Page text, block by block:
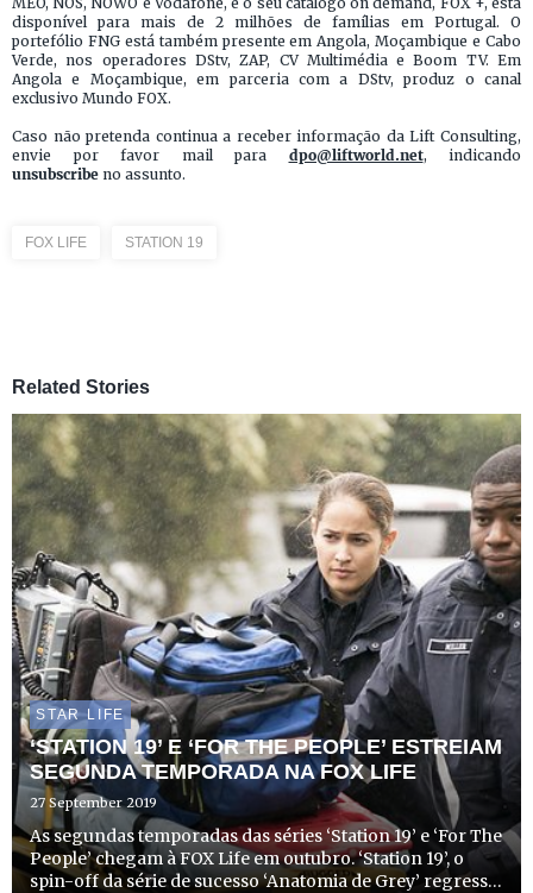
disponível para mais de 2 milhões de famílias em Portugal. O
portefólio FNG está também presente em Angola, Moçambique e Cabo
Verde, nos operadores DStv, ZAP, CV Multimédia e Boom TV. Em
Angola e Moçambique, em parceria com a DStv, produz o canal
exclusivo Mundo FOX.
Caso não pretenda continua a receber informação da Lift Consulting,
envie por favor mail para dpo@liftworld.net, indicando
unsubscribe no assunto.
FOX LIFE STATION 19
Related Stories
STAR LIFE
‘STATION 19’ E ‘FOR THE PEOPLE’ ESTREIAM
SEGUNDA TEMPORADA NA FOX LIFE
27 September 2019
As segundas temporadas das séries ‘Station 19’ e ‘For The
People’ chegam à FOX Life em outubro. ‘Station 19’, o
spin-off da série de sucesso ‘Anatomia de Grey’ regressa